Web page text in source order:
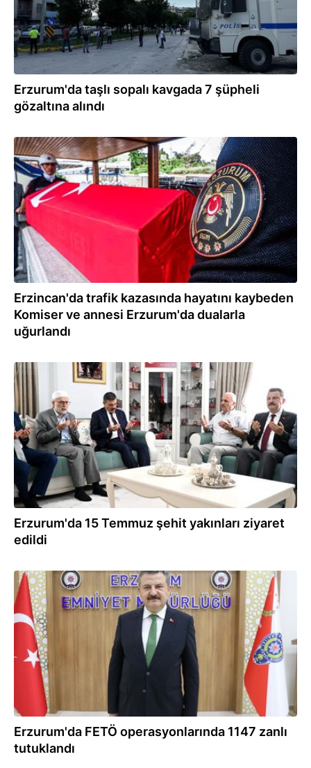
Erzurum'da taşlı sopalı kavgada 7 şüpheli
gözaltına alındı
20.07.2024
Erzincan'da trafik kazasında hayatını kaybeden
Komiser ve annesi Erzurum'da dualarla
uğurlandı
15.07.2024
Erzurum'da 15 Temmuz şehit yakınları ziyaret
edildi
15.07.2024
Erzurum'da FETÖ operasyonlarında 1147 zanlı
tutuklandı